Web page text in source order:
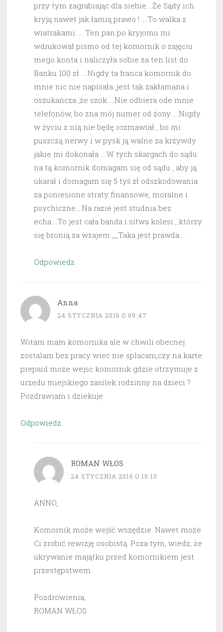
przy tym zagrabiając dla siebie….Że Sądy ich
kryją nawet jak łamią prawo ! ….To walka z
wiatrakami …. Ten pan po kryjomu mi
wdrukował pismo od tej komornik o zajęciu
mego konta i naliczyła sobie za ten list do
Banku 100 zł ….Nigdy ta franca komornik do
mnie nic nie napisała ,jest tak zakłamana i
oszukańcza ,że szok…..Nie odbiera ode mnie
telefonów, bo zna mój numer od żony ….Nigdy
w życiu z nią nie będę rozmawiał , bo mi
puszczą nerwy i w pysk ją walne za krzywdy
jakie mi dokonała ….W tych skargach do sądu
na tą komornik domagam się od sądu , aby ją
ukarał i domagam się 5 tyś zł odszkodowania
za poniesione straty finansowe, moralne i
psychiczne….Na razie jest studnia bez
echa….To jest cała banda i sitwa kolesi , którzy
się bronią za wzajem ,,,,Taka jest prawda….
Odpowiedz
Anna
24 STYCZNIA 2016 O 09:47
Witam mam komornika ale w chwili obecnej
zostalam bez pracy wiec nie splacam,czy na karte
prepaid moze wejsc komornik gdzie otrzymuje z
urzedu miejskiego zasilek rodzinny na dzieci ?
Pozdrawiam i dziekuje
Odpowiedz
ROMAN WŁOS
24 STYCZNIA 2016 O 10:13
ANNO,
Komornik może wejść wszędzie. Nawet może
Ci zrobić rewizję osobistą. Poza tym, wiedz, że
ukrywanie majątku przed komornikiem jest
przestępstwem.
Pozdrowienia,
ROMAN WŁOS